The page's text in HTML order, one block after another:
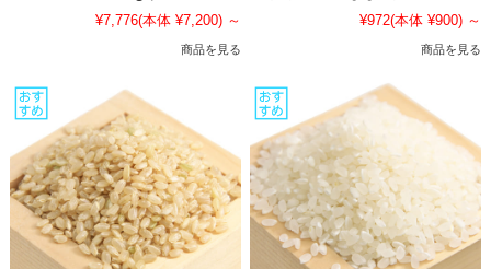
¥7,776(本体 ¥7,200) ～
商品を見る
¥972(本体 ¥900) ～
商品を見る